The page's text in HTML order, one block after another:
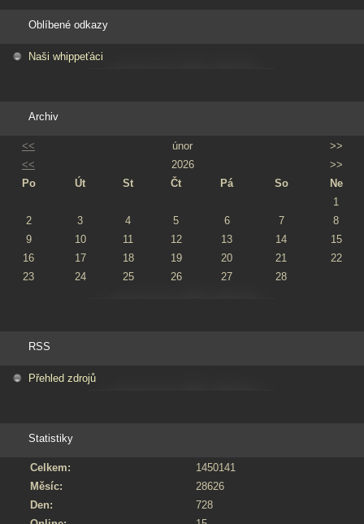
Oblíbené odkazy
Naši whippeťáci
Archiv
<< únor
>>
<<
2026
>>
Po
Út St Čt Pá So
Ne
1
2
3 4 5 6 7
8
9
10 11 12 13 14
15
16
17 18 19 20 21
22
23
24 25 26 27 28
RSS
Přehled zdrojů
Statistiky
Celkem:
1450141
Měsíc:
28626
Den:
728